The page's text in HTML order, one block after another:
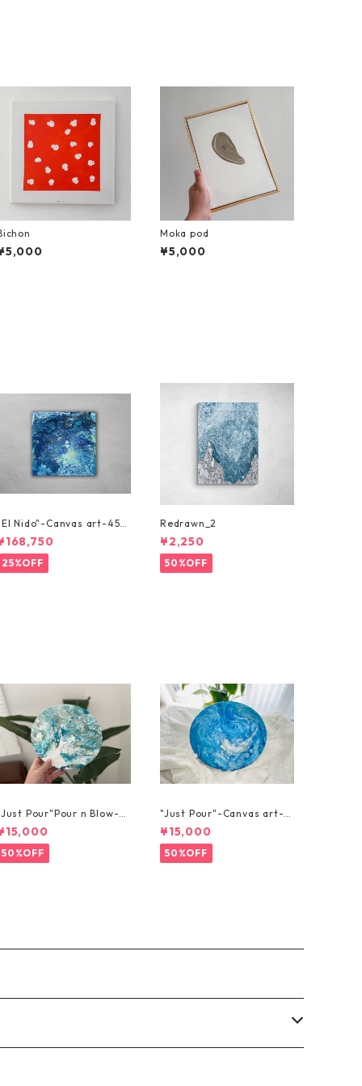
Moka pod
¥5,000
Nido"-Canvas art-45c
x 45cm
25%OFF
Redrawn_2
¥2,250
50%OFF
Pour"Pour n Blow-3
x 30cm
50%OFF
"Just Pour"-Canvas art-
レジンコーティング
¥15,000
50%OFF